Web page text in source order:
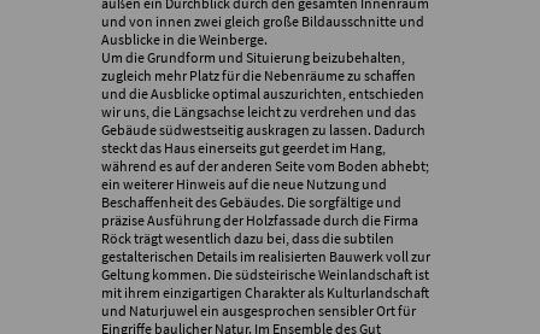
und von innen zwei gleich große Bildausschnitte und
Ausblicke in die Weinberge.
Um die Grundform und Situierung beizubehalten,
zugleich mehr Platz für die Nebenräume zu schaffen
und die Ausblicke optimal auszurichten, entschieden
wir uns, die Längsachse leicht zu verdrehen und das
Gebäude südwestseitig auskragen zu lassen. Dadurch
steckt das Haus einerseits gut geerdet im Hang,
während es auf der anderen Seite vom Boden abhebt;
ein weiterer Hinweis auf die neue Nutzung und
Beschaffenheit des Gebäudes. Die sorgfältige und
präzise Ausführung der Holzfassade durch die Firma
Röck trägt wesentlich dazu bei, dass die subtilen
gestalterischen Details im realisierten Bauwerk voll zur
Geltung kommen. Die südsteirische Weinlandschaft ist
mit ihrem einzigartigen Charakter als Kulturlandschaft
und Naturjuwel ein ausgesprochen sensibler Ort für
Eingriffe baulicher Natur. Im Ensemble des Gut